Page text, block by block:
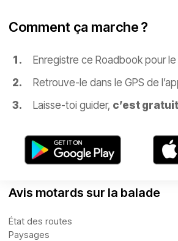
Comment ça marche ?
Enregistre ce Roadbook pour
Retrouve-le dans le GPS de
Laisse-toi guider, c’est gratuit
Avis motards sur la balade
État des routes
Paysages